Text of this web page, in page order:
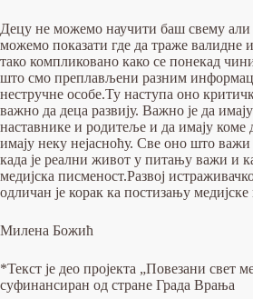
Децу не можемо научити баш свему али
можемо показати где да траже валидне
тако компликовано како се понекад
што смо преплављени разним
нестручне особе.Ту наступа оно
важно да деца развију. Важно је да
наставнике и родитеље и да имају коме
имају неку нејасноћу. Све оно што
када је реални живот у питању важи и
медијска писменост.Развој
одличан је корак ка постизању
Милена Божић
*Текст је део пројекта „Повезани свет
суфинансиран од стране Града Врања